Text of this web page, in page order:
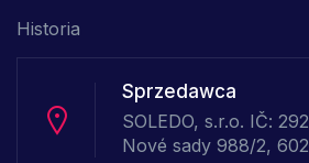
Historia
Sprzedawca
SOLEDO, s.r.o. IČ:
Nové sady 988/2,